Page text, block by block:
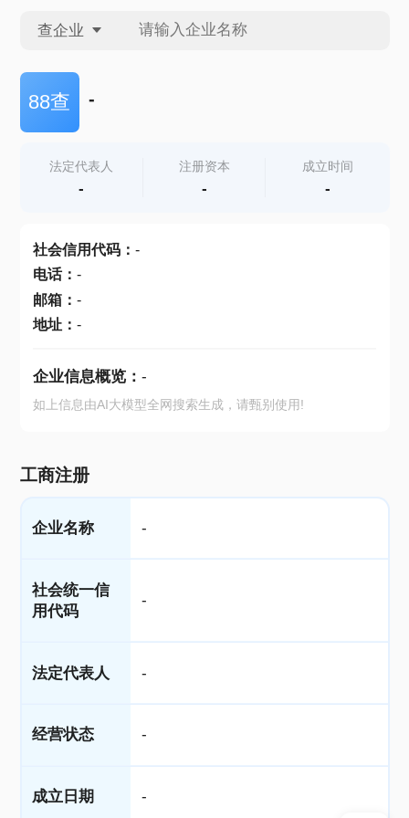
查企业
查企业
查产地
88查 -
法定代表人
-
注册资本
-
成立时间
-
社会信用代码： -
电话： -
邮箱： -
地址： -
企业信息概览： -
如上信息由AI大模型全网搜索生成，请甄别使用!
工商注册
企业名称 -
社会统一信
用代码
-
法定代表人 -
经营状态 -
成立日期 -